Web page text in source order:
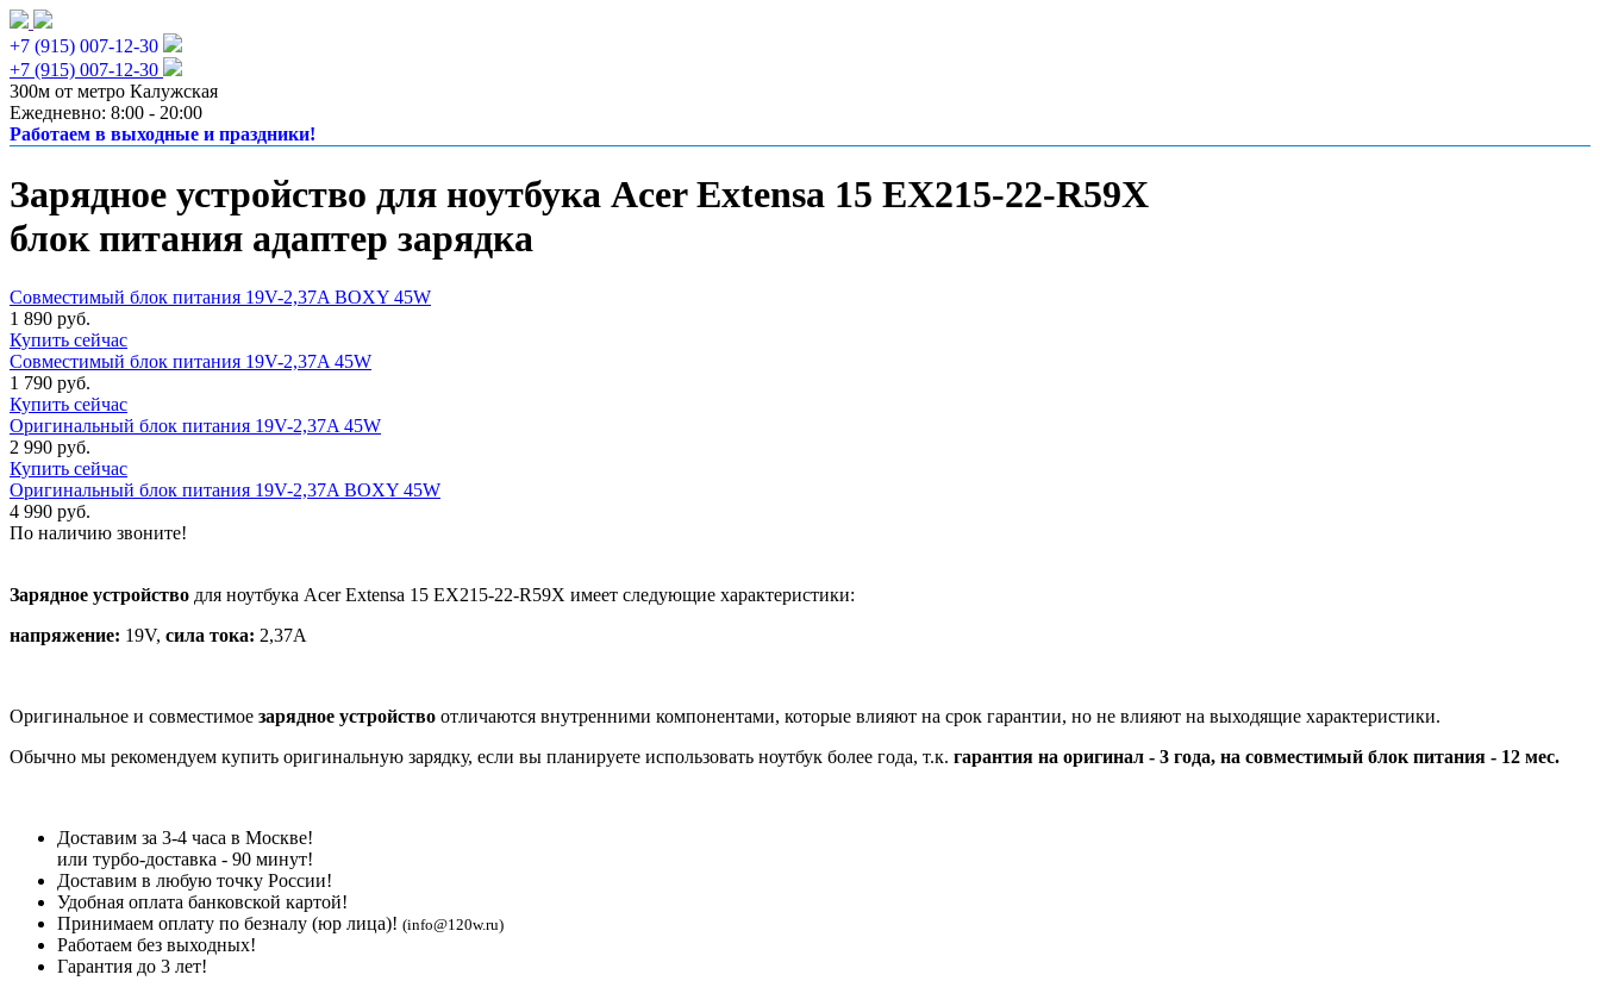
+7 (915) 007-12-30
+7 (915) 007-12-30
300м от метро Калужская
Ежедневно: 8:00 - 20:00
Работаем в выходные и праздники!
Зарядное устройство для ноутбука Acer Extensa 15 EX215-22-R59X
блок питания адаптер зарядка
Совместимый блок питания 19V-2,37A BOXY 45W
1 890 руб.
Купить сейчас
Совместимый блок питания 19V-2,37A 45W
1 790 руб.
Купить сейчас
Оригинальный блок питания 19V-2,37A 45W
2 990 руб.
Купить сейчас
Оригинальный блок питания 19V-2,37A BOXY 45W
4 990 руб.
По наличию звоните!
Зарядное устройство для ноутбука Acer Extensa 15 EX215-22-R59X имеет следующие характеристики:
напряжение: 19V, сила тока: 2,37A
Оригинальное и совместимое зарядное устройство отличаются внутренними компонентами, которые влияют на срок гарантии, но не влияют на выходящие характеристики.
Обычно мы рекомендуем купить оригинальную зарядку, если вы планируете использовать ноутбук более года, т.к. гарантия на оригинал - 3 года, на совместимый блок питания - 12 мес.
Доставим за 3-4 часа в Москве!
или турбо-доставка - 90 минут!
Доставим в любую точку России!
Удобная оплата банковской картой!
Принимаем оплату по безналу (юр лица)! (info@120w.ru)
Работаем без выходных!
Гарантия до 3 лет!